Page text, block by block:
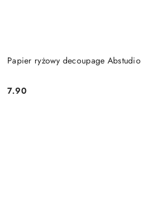
Papier ryżowy decoupage
Cena:
7.90